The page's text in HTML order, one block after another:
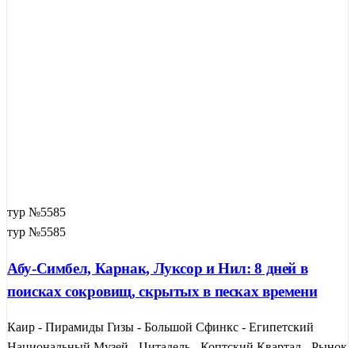
тур №5585
тур №5585
Абу-Симбел, Карнак, Луксор и Нил: 8 дней в
поисках сокровищ, скрытых в песках времени
Каир - Пирамиды Гизы - Большой Сфинкс - Египетский